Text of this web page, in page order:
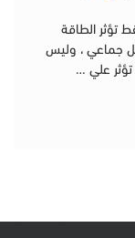
تؤثر الطاقة
جماعي ، وليس
علي …